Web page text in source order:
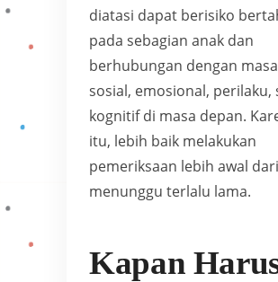
diatasi dapat berisiko
pada sebagian anak dan
berhubungan dengan
sosial, emosional, perilaku,
kognitif di masa depan.
itu, lebih baik melakukan
pemeriksaan lebih awal
menunggu terlalu lama.
Kapan